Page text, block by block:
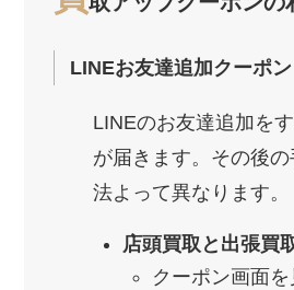
LINEお友達追加クーポン
LINEのお友達追加を
が届きます。その後
法よって異なります。
店頭買取と出張買
クーポン画面